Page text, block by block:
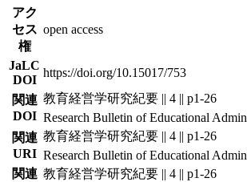
アク
セス
権
open access
JaLC
DOI
https://doi.org/10.15017/753
関連
DOI
教育経営学研究紀要 || 4 || p1-26
Research Bulletin of Educational
関連
URI
教育経営学研究紀要 || 4 || p1-26
Research Bulletin of Educational
関連 教育経営学研究紀要 || 4 || p1-26